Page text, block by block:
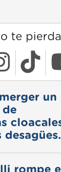
te
un
rompe el